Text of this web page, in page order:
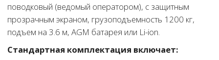
поводковый (ведомый оператором), с защитным
прозрачным экраном, грузоподъемность 1200 кг,
подъем на 3.6 м, AGM батарея или Li-ion.
Стандартная комплектация включает: